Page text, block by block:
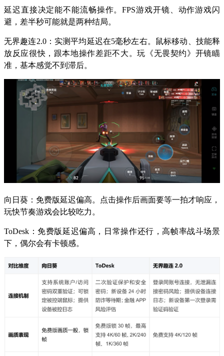
延迟直接决定能不能流畅操作。FPS游戏开镜、动作游戏闪
避，差半秒可能就是两种结局。
无界趣连2.0：实测平均延迟在5毫秒左右。鼠标移动、技能释
放反应很快，跟本地操作差距不大。玩《无畏契约》开镜瞄
准，基本感觉不到滞后。
向日葵：免费版延迟偏高。点击操作后画面要等一拍才响应，
玩快节奏游戏会比较吃力。
ToDesk：免费版延迟偏高，日常操作还行，高帧率战斗场景
下，偶尔会有卡顿感。